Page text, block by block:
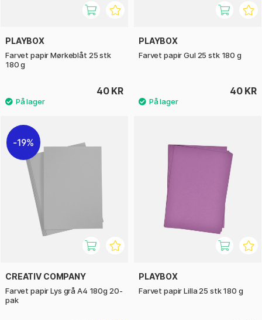
PLAYBOX
Farvet papir Mørkeblåt 25 stk
180 g
40 KR
PLAYBOX
Farvet papir Gul 25 stk 180 g
40 KR
19%
CREATIV COMPANY
Farvet papir Lys grå A4 180g 20-
pak
PLAYBOX
Farvet papir Lilla 25 stk 180 g